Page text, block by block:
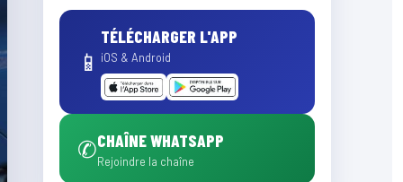
📱
TÉLÉCHARGER L'APP
iOS & Android
✆CHAÎNE WHATSAPP
Rejoindre la chaîne